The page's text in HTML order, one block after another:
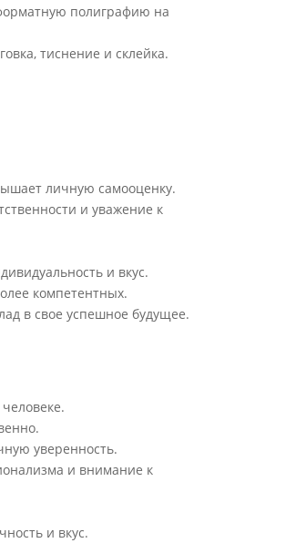
полиграфию на
тиснение и склейка.
личную самооценку.
и уважение к
и вкус.
компетентных.
в свое успешное будущее.
уверенность.
и внимание к
и вкус.